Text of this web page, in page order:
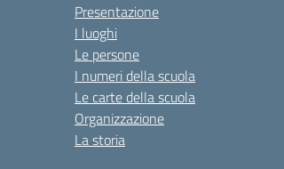
Presentazione
I luoghi
Le persone
I numeri della scuola
Le carte della scuola
Organizzazione
La storia